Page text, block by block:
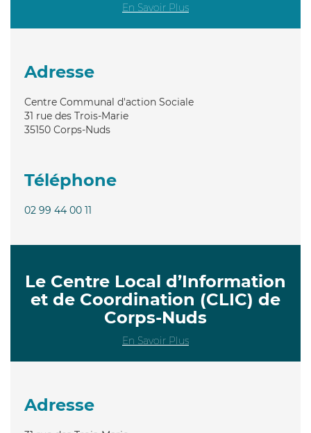
En Savoir Plus
Adresse
Centre Communal d'action Sociale
31 rue des Trois-Marie
35150 Corps-Nuds
Téléphone
02 99 44 00 11
Le Centre Local d’Information
et de Coordination (CLIC) de
Corps-Nuds
En Savoir Plus
Adresse